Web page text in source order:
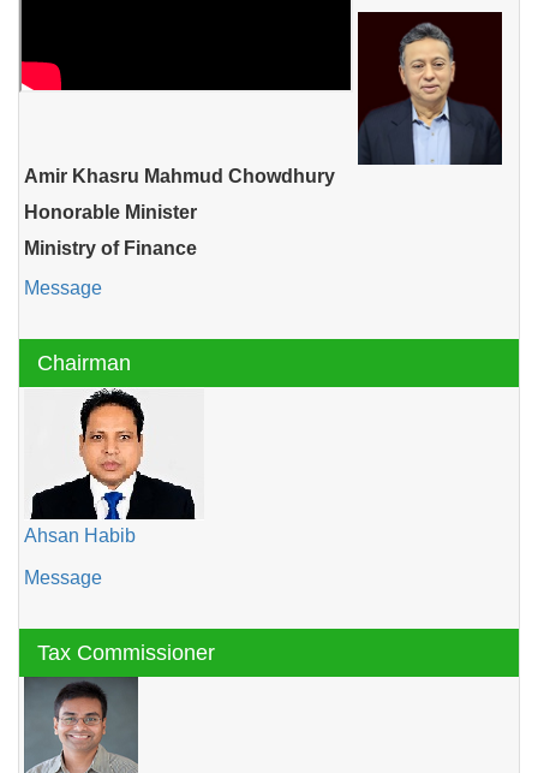
Amir Khasru Mahmud Chowdhury
Honorable Minister
Ministry of Finance
Message
Chairman
Ahsan Habib
Message
Tax Commissioner